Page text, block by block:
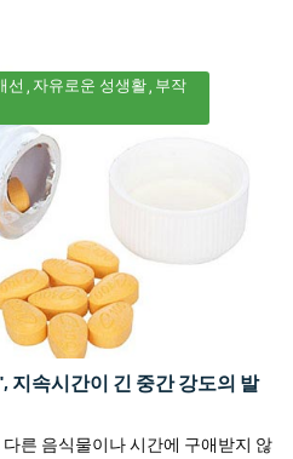
선 자유로운 성생활 부작
지속시간이 긴 중간 강도의 발
른 음식물이나 시간에 구애받지 않